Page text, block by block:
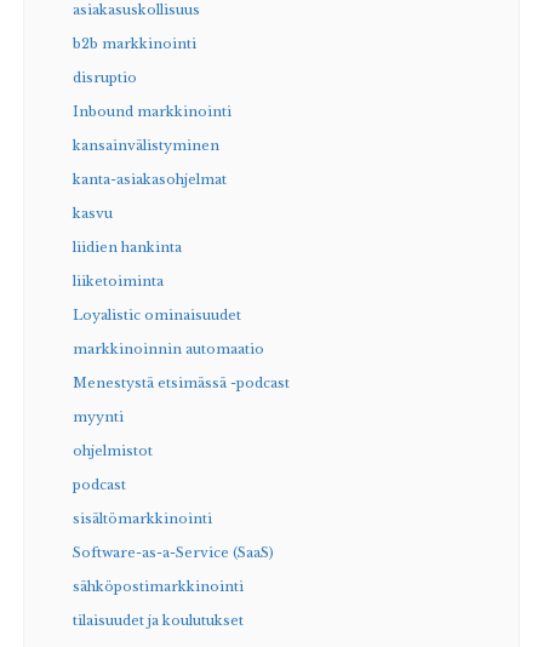
asiakasuskollisuus
b2b markkinointi
disruptio
Inbound markkinointi
kansainvälistyminen
kanta-asiakasohjelmat
kasvu
liidien hankinta
liiketoiminta
Loyalistic ominaisuudet
markkinoinnin automaatio
Menestystä etsimässä -podcast
myynti
ohjelmistot
podcast
sisältömarkkinointi
Software-as-a-Service (SaaS)
sähköpostimarkkinointi
tilaisuudet ja koulutukset